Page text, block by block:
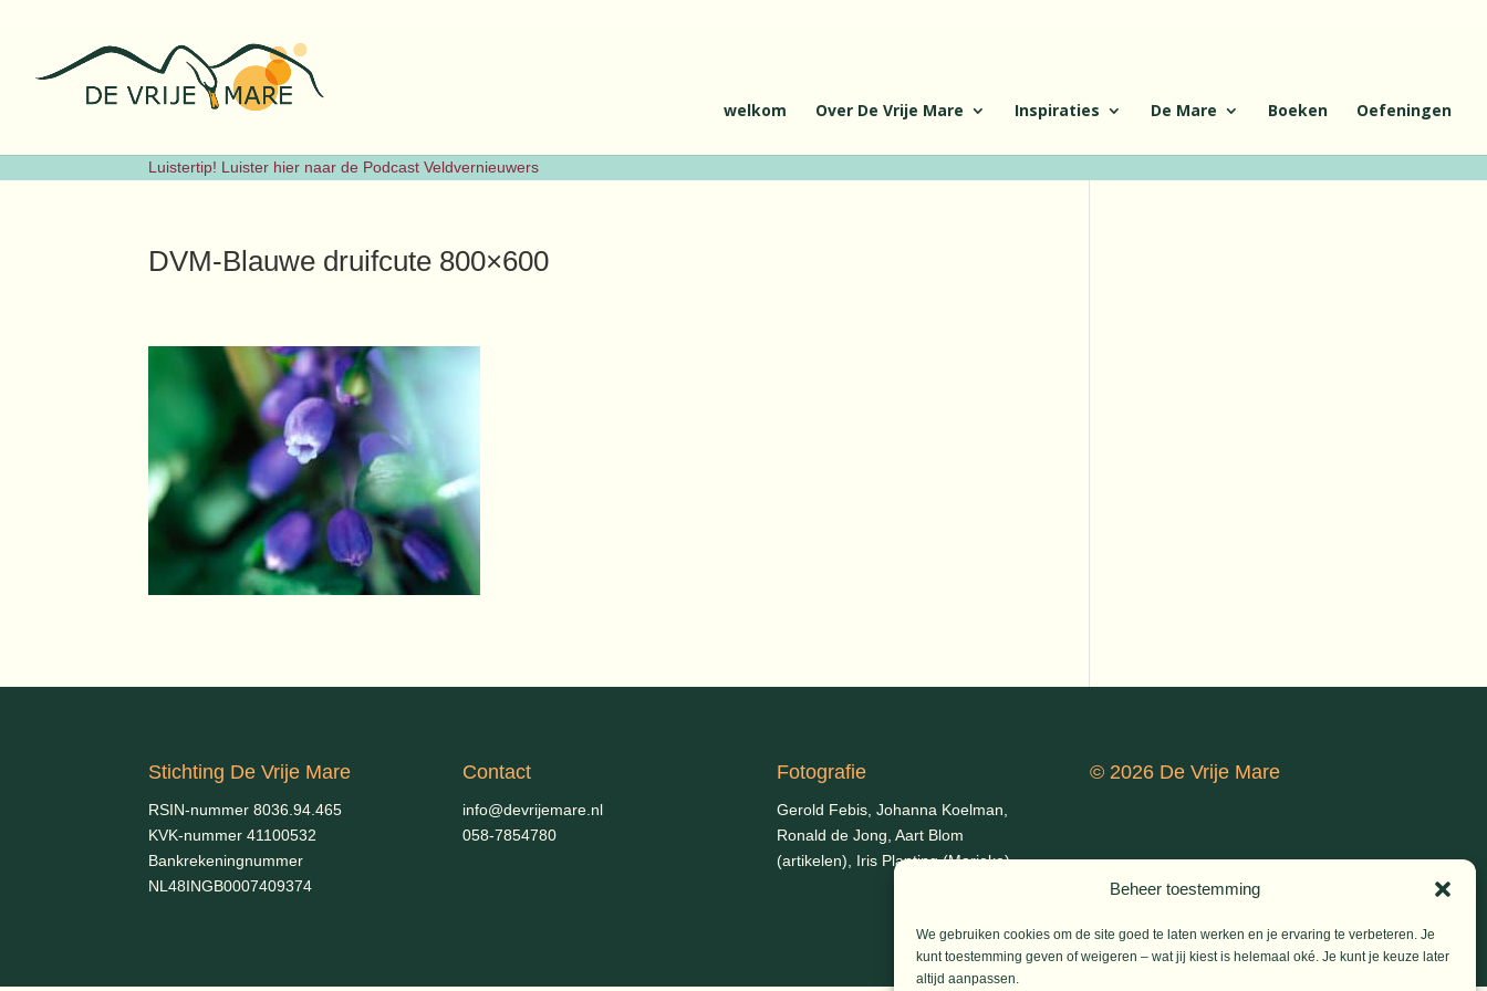
Beheer toestemming
We gebruiken cookies om de site goed te laten werken en je ervaring te verbeteren. Je
kunt toestemming geven of weigeren – wat jij kiest is helemaal oké. Je kunt je keuze later
altijd aanpassen.
Luistertip! Luister hier naar de Podcast Veldvernieuwers
welkom Over De Vrije Mare Inspiraties De Mare Boeken Oefeningen
DVM-Blauwe druifcute 800×600
Stichting De Vrije Mare
RSIN-nummer 8036.94.465
KVK-nummer 41100532
Bankrekeningnummer
NL48INGB0007409374
Contact
info@devrijemare.nl
058-7854780
Fotografie
Gerold Febis, Johanna Koelman,
Ronald de Jong, Aart Blom
(artikelen), Iris Planting (Marieke)
© 2026 De Vrije Mare